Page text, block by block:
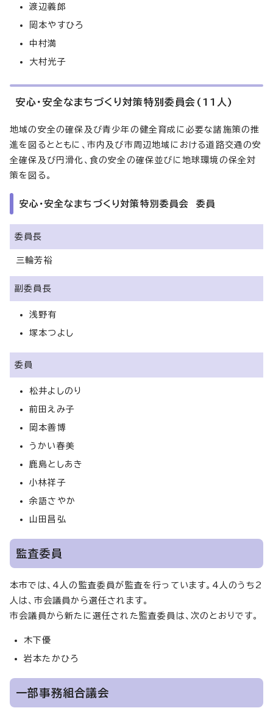
渡辺義郎
岡本やすひろ
中村満
大村光子
安心・安全なまちづくり対策特別委員会(11人)
地域の安全の確保及び青少年の健全育成に必要な諸施策の推
進を図るとともに、市内及び市周辺地域における道路交通の安
全確保及び円滑化、食の安全の確保並びに地球環境の保全対
策を図る。
安心・安全なまちづくり対策特別委員会 委員
委員長
三輪芳裕
副委員長
浅野有
塚本つよし
委員
松井よしのり
前田えみ子
岡本善博
うかい春美
鹿島としあき
小林祥子
余語さやか
山田昌弘
監査委員
本市では、4人の監査委員が監査を行っています。4人のうち2
人は、市会議員から選任されます。
市会議員から新たに選任された監査委員は、次のとおりです。
木下優
岩本たかひろ
一部事務組合議会